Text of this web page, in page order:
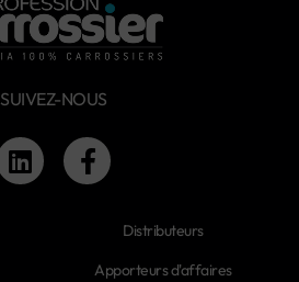
SUIVEZ-NOUS
Distributeurs
Apporteurs d'affaires